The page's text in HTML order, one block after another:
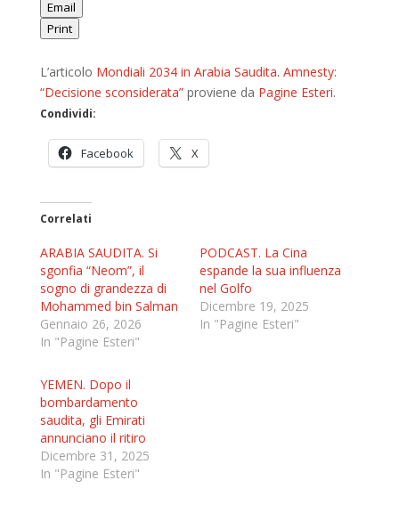
Email
Print
L’articolo Mondiali 2034 in Arabia Saudita. Amnesty:
“Decisione sconsiderata”proviene da Pagine Esteri.
Condividi:
Facebook X
Correlati
ARABIA SAUDITA. Si
sgonfia “Neom”, il
sogno di grandezza di
Mohammed bin Salman
Gennaio 26, 2026
In "Pagine Esteri"
PODCAST. La Cina
espande la sua influenza
nel Golfo
Dicembre 19, 2025
In "Pagine Esteri"
YEMEN. Dopo il
bombardamento
saudita, gli Emirati
annunciano il ritiro
Dicembre 31, 2025
In "Pagine Esteri"